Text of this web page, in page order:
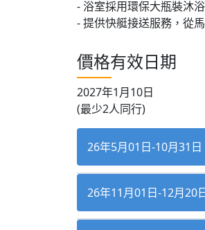
- 浴室採用環保大瓶裝沐
- 提供快艇接送服務，從
價格有效日期
2027年1月10日
(最少2人同行)
26年5月01日-10月31日
26年11月01日-12月20